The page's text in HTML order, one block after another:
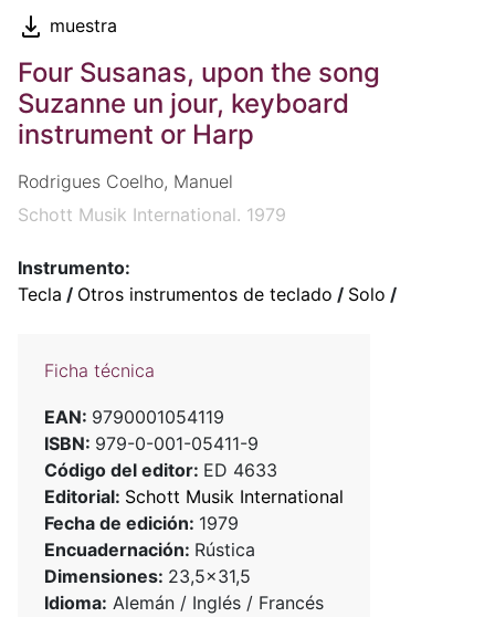
muestra
Four Susanas, upon the song
Suzanne un jour, keyboard
instrument or Harp
Rodrigues Coelho, Manuel
Schott Musik International. 1979
Instrumento:
Tecla / Otros instrumentos de teclado / Solo /
Ficha técnica
EAN: 9790001054119
ISBN: 979-0-001-05411-9
Código del editor: ED 4633
Editorial: Schott Musik International
Fecha de edición: 1979
Encuadernación: Rústica
Dimensiones: 23,5x31,5
Idioma: Alemán / Inglés / Francés